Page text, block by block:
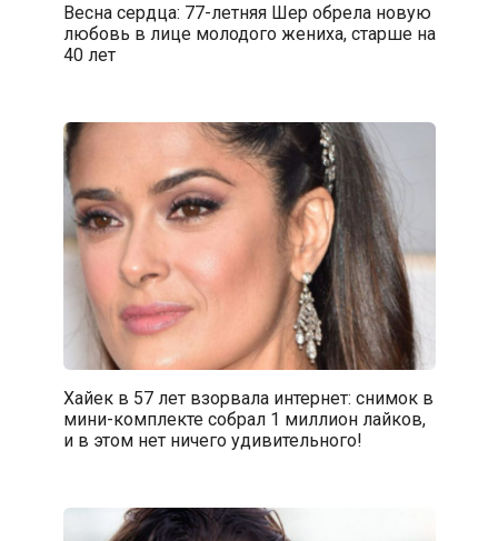
Весна сердца: 77-летняя Шер обрела новую
любовь в лице молодого жениха, старше на
40 лет
Хайек в 57 лет взорвала интернет: снимок в
мини-комплекте собрал 1 миллион лайков,
и в этом нет ничего удивительного!